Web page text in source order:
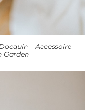
– Accessoire
Garden